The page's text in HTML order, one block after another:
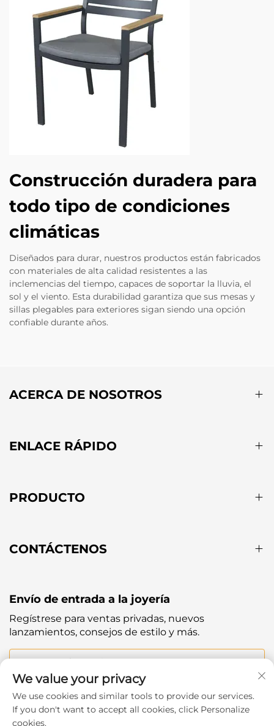
Construcción duradera para
todo tipo de condiciones
climáticas
Diseñados para durar, nuestros productos están fabricados
con materiales de alta calidad resistentes a las
inclemencias del tiempo, capaces de soportar la lluvia, el
sol y el viento. Esta durabilidad garantiza que sus mesas y
sillas plegables para exteriores sigan siendo una opción
confiable durante años.
ACERCA DE NOSOTROS
ENLACE RÁPIDO
PRODUCTO
CONTÁCTENOS
Envío de entrada a la joyería
Regístrese para ventas privadas, nuevos
lanzamientos, consejos de estilo y más.
Tu correo electrónico
Subscribe
We value your privacy
We use cookies and similar tools to provide our services.
If you don't want to accept all cookies, click Personalize
cookies.